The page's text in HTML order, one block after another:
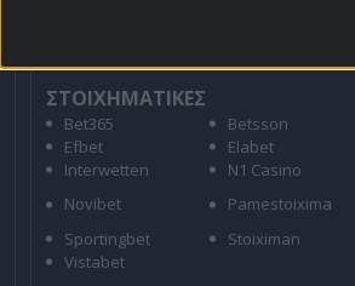
ΣΤΟΙΧΗΜΑΤΙΚΕΣ
Bet365 Betsson
Efbet
Elabet
Interwetten
N1 Casino
Novibet
Pamestoixima
Sportingbet
Stoiximan
Vistabet